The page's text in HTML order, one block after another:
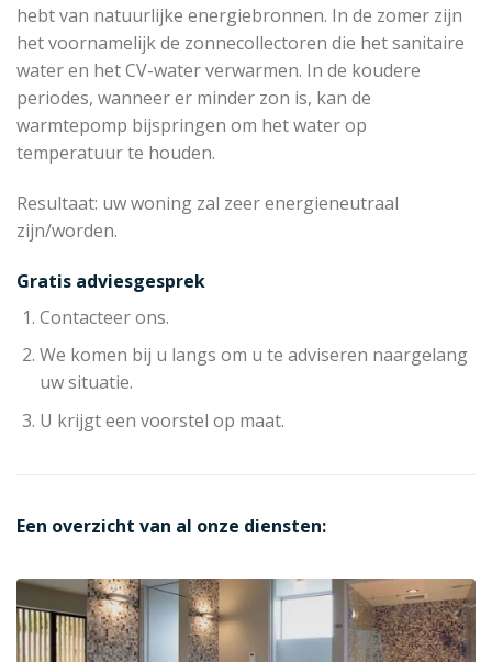
hebt van natuurlijke energiebronnen. In de zomer zijn
het voornamelijk de zonnecollectoren die het sanitaire
water en het CV-water verwarmen. In de koudere
periodes, wanneer er minder zon is, kan de
warmtepomp bijspringen om het water op
temperatuur te houden.
Resultaat: uw woning zal zeer energieneutraal
zijn/worden.
Gratis adviesgesprek
Contacteer ons.
We komen bij u langs om u te adviseren naargelang
uw situatie.
U krijgt een voorstel op maat.
Een overzicht van al onze diensten: